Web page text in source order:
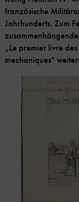
französische
Jahrhunderts. Zum
„Le premier livre
mechaniques“